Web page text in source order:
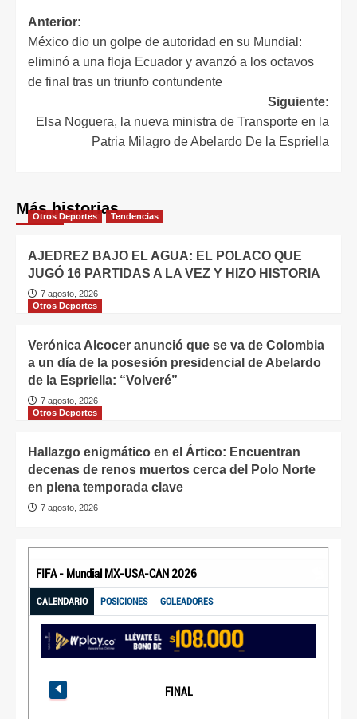
Anterior:
México dio un golpe de autoridad en su Mundial:
eliminó a una floja Ecuador y avanzó a los octavos
de final tras un triunfo contundente
Siguiente:
Elsa Noguera, la nueva ministra de Transporte en la
Patria Milagro de Abelardo De la Espriella
Más historias
Otros Deportes Tendencias
AJEDREZ BAJO EL AGUA: EL POLACO QUE
JUGÓ 16 PARTIDAS A LA VEZ Y HIZO HISTORIA
7 agosto, 2026
Otros Deportes
Verónica Alcocer anunció que se va de Colombia
a un día de la posesión presidencial de Abelardo
de la Espriella: “Volveré”
7 agosto, 2026
Otros Deportes
Hallazgo enigmático en el Ártico: Encuentran
decenas de renos muertos cerca del Polo Norte
en plena temporada clave
7 agosto, 2026